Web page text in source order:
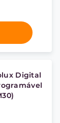
Digital